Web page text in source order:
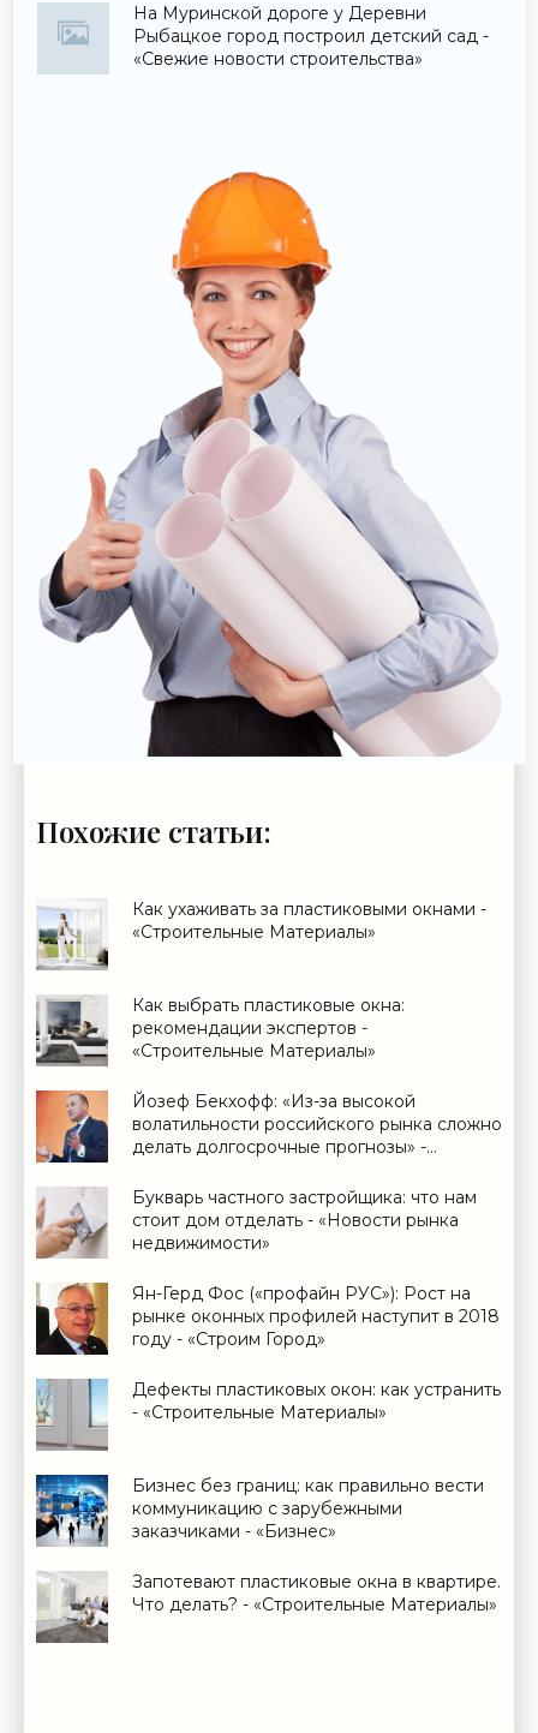
На Муринской дороге у Деревни
Рыбацкое город построил детский сад -
«Свежие новости строительства»
Похожие статьи:
Как ухаживать за пластиковыми окнами -
«Строительные Материалы»
Как выбрать пластиковые окна:
рекомендации экспертов -
«Строительные Материалы»
Йозеф Бекхофф: «Из-за высокой
волатильности российского рынка сложно
делать долгосрочные прогнозы» -
Букварь частного застройщика: что нам
стоит дом отделать - «Новости рынка
недвижимости»
Ян-Герд Фос («профайн РУС»): Рост на
рынке оконных профилей наступит в 2018
году - «Строим Город»
Дефекты пластиковых окон: как устранить
- «Строительные Материалы»
Бизнес без границ: как правильно вести
коммуникацию с зарубежными
заказчиками - «Бизнес»
Запотевают пластиковые окна в квартире.
Что делать? - «Строительные Материалы»